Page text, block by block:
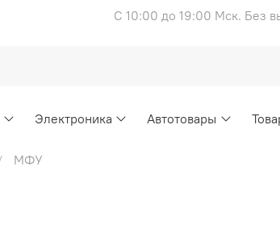
С 10:00 до 19:00 Мск. Без
Электроника Автотовары
МФУ